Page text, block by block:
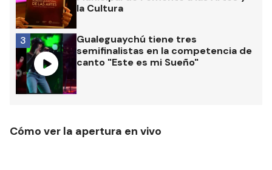
la Cultura
Gualeguaychú tiene tres
semifinalistas en la competencia de
canto "Este es mi Sueño"
3
Cómo ver la apertura en vivo